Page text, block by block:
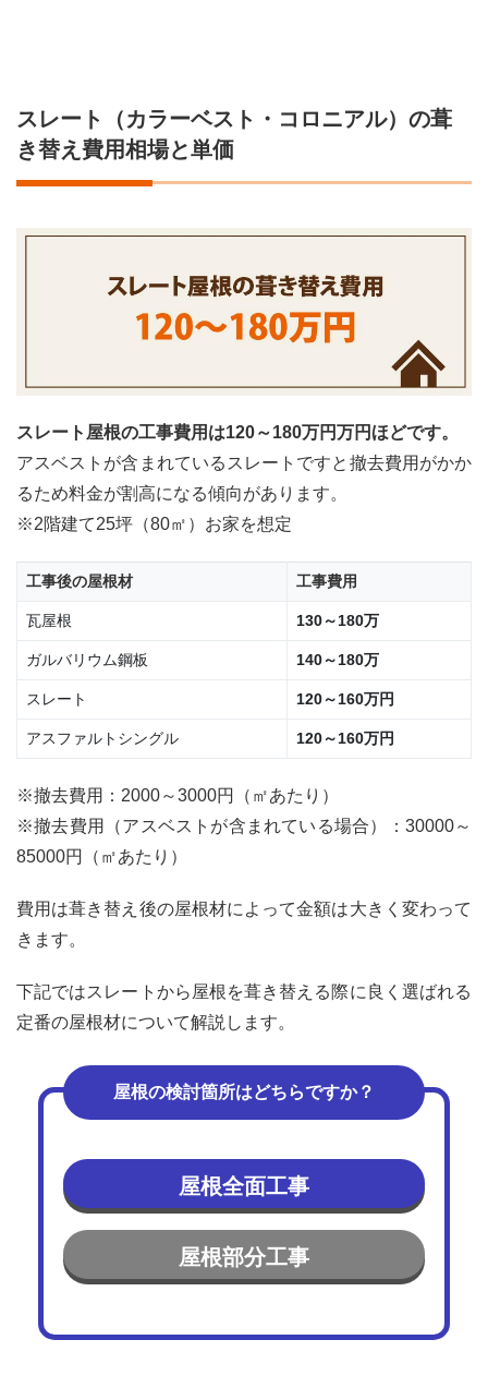
考え
アス
トが
5.3
材（防
水シー
ーフィ
ン
下地材
（野地
で劣化
ないか
6
ート
ロニ
ア
ル、
カラ
ーベ
ト）
の葺
き替
とめ
7
ス
ル屋
根葺
えで
よく
ある
スレート（カラーベスト・コロニアル）の葺
き替え費用相場と単価
スレート屋根の工事費用は120～180万円万円ほどです。
アスベストが含まれているスレートですと撤去費用がかか
るため料金が割高になる傾向があります。
※2階建て25坪（80㎡）お家を想定
工事後の屋根材 工事費用
瓦屋根 130～180万
ガルバリウム鋼板 140～180万
スレート 120～160万円
アスファルトシングル 120～160万円
※撤去費用：2000～3000円（㎡あたり）
※撤去費用（アスベストが含まれている場合）：30000～
85000円（㎡あたり）
費用は葺き替え後の屋根材によって金額は大きく変わって
きます。
下記ではスレートから屋根を葺き替える際に良く選ばれる
定番の屋根材について解説します。
屋根の検討箇所はどちらですか？
屋根全面工事
屋根部分工事